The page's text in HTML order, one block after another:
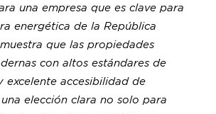
una empresa que es clave para
energética de la República
que las propiedades
con altos estándares de
excelente accesibilidad de
elección clara no solo para